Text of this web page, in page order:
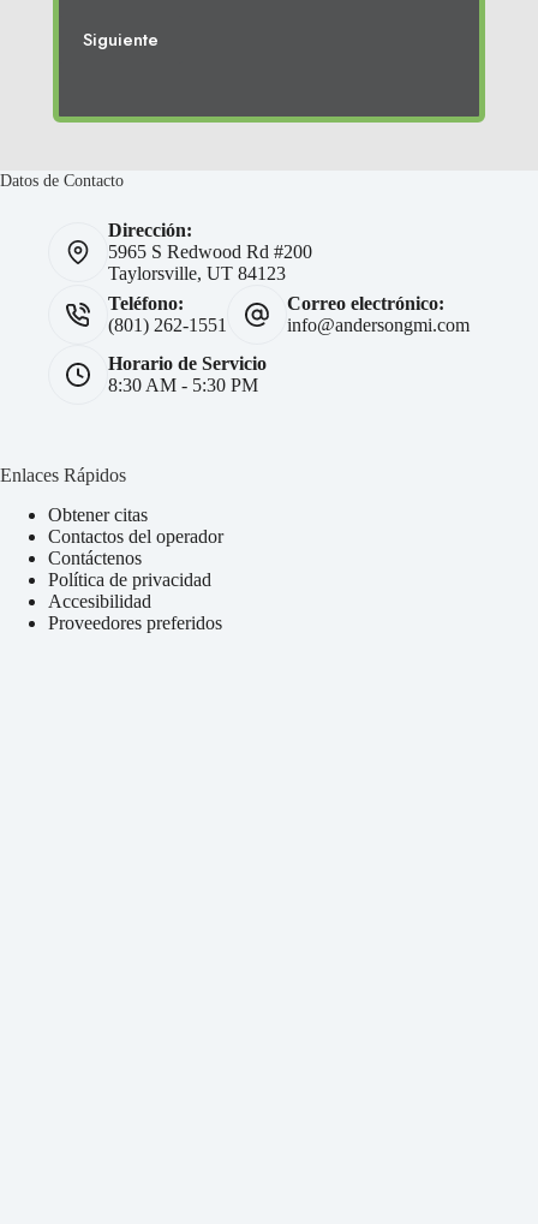
Siguiente
Datos de Contacto
Dirección:
5965 S Redwood Rd #200
Taylorsville, UT 84123
Teléfono:
(801) 262-1551
Correo electrónico:
info@andersongmi.com
Horario de Servicio
8:30 AM - 5:30 PM
Enlaces Rápidos
Obtener citas
Contactos del operador
Contáctenos
Política de privacidad
Accesibilidad
Proveedores preferidos